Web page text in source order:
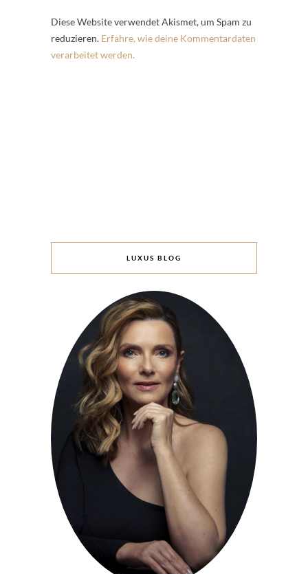
Diese Website verwendet Akismet, um Spam zu
reduzieren. Erfahre, wie deine Kommentardaten
verarbeitet werden.
LUXUS BLOG